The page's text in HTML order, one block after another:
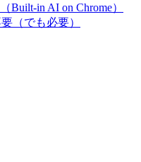
in AI on Chrome）
（でも必要）